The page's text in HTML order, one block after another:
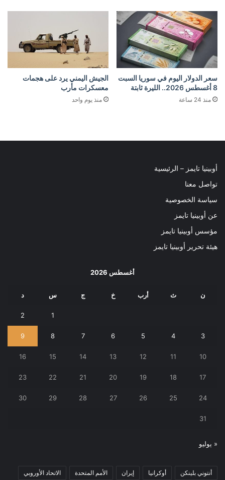
سعر الدولار اليوم في سوريا السبت
8 أغسطس 2026.. الليرة ثابتة
منذ 24 ساعة
الجيش اليمني يرد على هجمات
معسكرات مأرب
منذ يوم واحد
أوبينيا تايمز – الرئيسية
تواصل معنا
سياسة الخصوصية
عن أوبينيا تايمز
مؤسس أوبينيا تايمز
هيئة تحرير أوبينيا تايمز
أغسطس 2026
ن ث أرب خ ج س د
1
2
3
4
5
6
7
8
9
10
11
12
13
14
15
16
17
18
19
20
21
22
23
24
25
26
27
28
29
30
31
« يوليو
أنتوني بلينكن أوكرانيا إيران الأمم المتحدة الاتحاد الأوروبي